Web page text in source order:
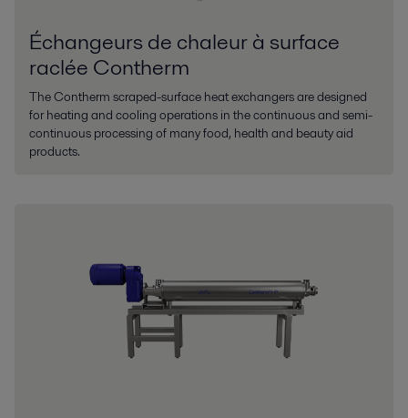
Échangeurs de chaleur à surface
raclée Contherm
The Contherm scraped-surface heat exchangers are designed
for heating and cooling operations in the continuous and semi-
continuous processing of many food, health and beauty aid
products.